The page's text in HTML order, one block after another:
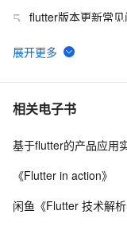
5 flutter版本更新常
6
Flutter通过
7 Flutter应用的国际
8 Flutter 组件（二）
叠主屏 | 折叠副屏 |
相关电子书
基于flutter的产品应用
《Flutter in action》
闲鱼《Flutter 技术解析